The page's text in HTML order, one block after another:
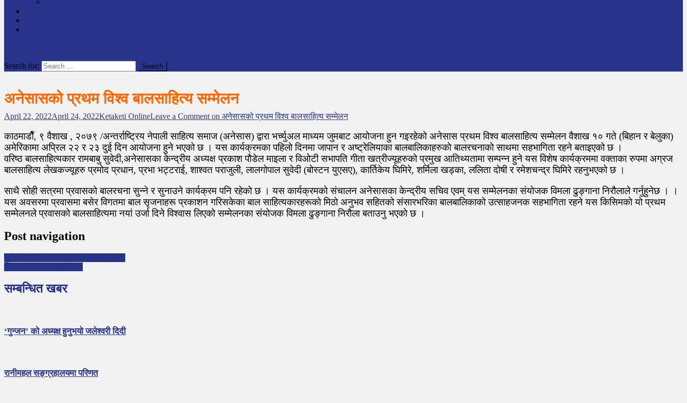
Search for:
अनेसासको प्रथम विश्व बालसाहित्य सम्मेलन
April 22, 2022April 24, 2022Ketaketi OnlineLeave a Comment on अनेसासको प्रथम विश्व बालसाहित्य सम्मेलन
काठमाडाैँ, ९ वैशाख , २०७९ /अन्तर्राष्ट्रिय नेपाली साहित्य समाज (अनेसास) द्वारा भर्च्युअल माध्यम जुमबाट आयोजना हुन गइरहेको अनेसास प्रथम विश्व बालसाहित्य सम्मेलन वैशाख १० गते (बिहान र बेलुका)
अमेरिकामा अप्रिल २२ र २३ दुई दिन आयोजना हुने भएको छ । यस कार्यक्रमका पहिलो दिनमा जापान र अष्ट्रेलियाका बालबालिकाहरुकाे बालरचनाको साथमा सहभागिता रहने बताइएको छ ।
वरिष्ठ बालसाहित्यकार रामबाबु सुवेदी,अनेसासका केन्द्रीय अध्यक्ष प्रकाश पौडेल माइला र विओटी सभापति गीता खत्रीज्यूहरुको प्रमुख आतिथ्यतामा सम्पन्न हुने यस विशेष कार्यक्रममा वक्ताका रुपमा अग्रज
बालसाहित्य लेखकज्यूहरु प्रमोद प्रधान, प्रभा भट्टराई, शाश्वत पराजुली, लालगोपाल सुवेदी (बोस्टन युएसए), कार्तिकेय घिमिरे, शर्मिला खड्का, ललिता दोषी र रमेशचन्द्र घिमिरे रहनुभएको छ ।
साथै सोही सत्रमा प्रवासको बालरचना सुन्ने र सुनाउने कार्यक्रम पनि रहेको छ । यस कार्यक्रमको संचालन अनेसासका केन्द्रीय सचिव एवम् यस सम्मेलनका संयोजक विमला ढुङ्गाना निरौलाले गर्नुहुनेछ । ।
यस अवसरमा प्रवासमा बसेर विगतमा बाल सृजनाहरू प्रकाशन गरिसकेका बाल साहित्यकारहरूको मिठो अनुभव सहितको संसारभरिका बालबालिकाको उत्साहजनक सहभागिता रहने यस किसिमको यो प्रथम
सम्मेलनले प्रवासको बालसाहित्यमा नयां उर्जा दिने विश्वास लिएको सम्मेलनका संयोजक विमला ढुङ्गाना निरौला बताउनु भएकाे छ ।
Post navigation
सम्बन्धित खबर
‘गुन्जन’ को अध्यक्ष हुनुभयो जलेश्वरी दिदी
रानीमहल सङ्ग्रहालयमा परिणत